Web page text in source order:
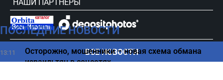
ПОСЛЕДНИЕ НОВОСТИ
13:11
Осторожно, мошенники – новая схема обмана
израильтян в соцсетях
ВСЕ НОВОСТИ
НАШИ ПАРТНЕРЫ
сursorinfo.co.il © Все права защищены